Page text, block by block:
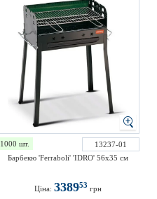
1000 шт.
13237-01
Барбекю 'Ferraboli' 'IDRO' 56х35 см
Ціна: 338953 грн